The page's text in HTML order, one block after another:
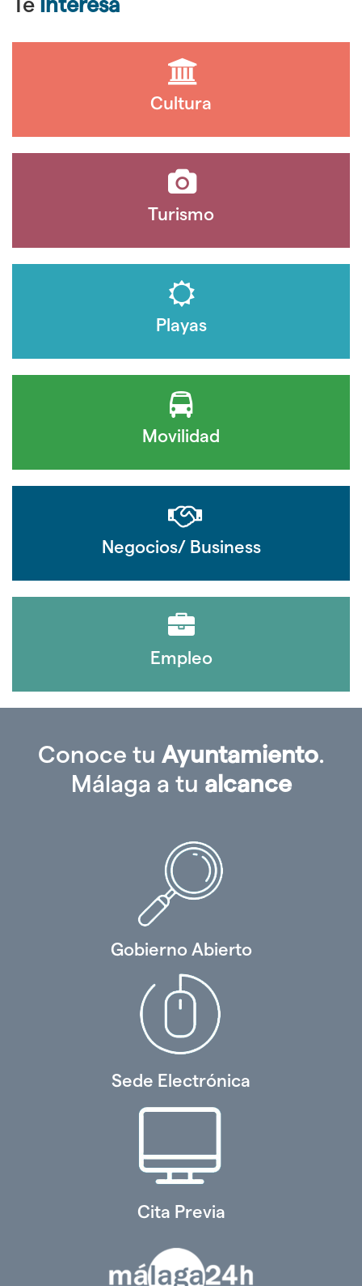
Cultura
Turismo
Playas
Movilidad
Negocios/ Business
Empleo
Conoce tu Ayuntamiento.
Málaga a tu alcance
Gobierno Abierto
Sede Electrónica
Cita Previa